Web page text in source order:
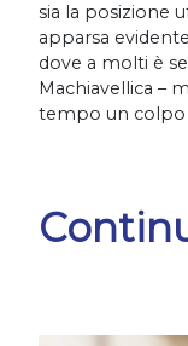
sia la posizione
apparsa
dove a molti è
Machiavellica –
tempo un colpo